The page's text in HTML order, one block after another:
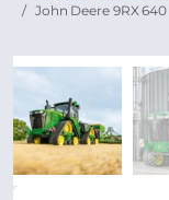
John Deere 9RX 640